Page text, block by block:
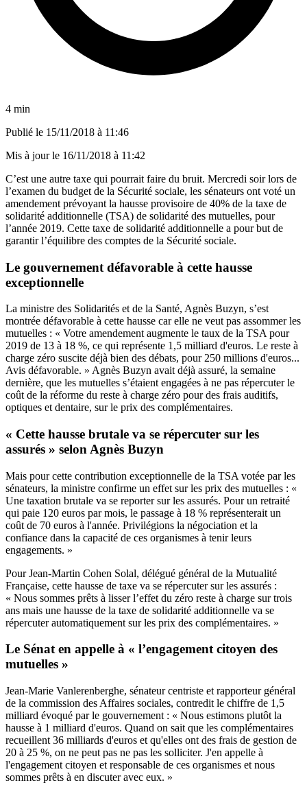
4 min
Publié le 15/11/2018 à 11:46
Mis à jour le 16/11/2018 à 11:42
C’est une autre taxe qui pourrait faire du bruit. Mercredi soir lors de
l’examen du budget de la Sécurité sociale, les sénateurs ont voté un
amendement prévoyant la hausse provisoire de 40% de la taxe de
solidarité additionnelle (TSA) de solidarité des mutuelles, pour
l’année 2019. Cette taxe de solidarité additionnelle a pour but de
garantir l’équilibre des comptes de la Sécurité sociale.
Le gouvernement défavorable à cette hausse
exceptionnelle
La ministre des Solidarités et de la Santé, Agnès Buzyn, s’est
montrée défavorable à cette hausse car elle ne veut pas assommer les
mutuelles : « Votre amendement augmente le taux de la TSA pour
2019 de 13 à 18 %, ce qui représente 1,5 milliard d'euros. Le reste à
charge zéro suscite déjà bien des débats, pour 250 millions d'euros...
Avis défavorable. » Agnès Buzyn avait déjà assuré, la semaine
dernière, que les mutuelles s’étaient engagées à ne pas répercuter le
coût de la réforme du reste à charge zéro pour des frais auditifs,
optiques et dentaire, sur le prix des complémentaires.
« Cette hausse brutale va se répercuter sur les
assurés » selon Agnès Buzyn
Mais pour cette contribution exceptionnelle de la TSA votée par les
sénateurs, la ministre confirme un effet sur les prix des mutuelles : «
Une taxation brutale va se reporter sur les assurés. Pour un retraité
qui paie 120 euros par mois, le passage à 18 % représenterait un
coût de 70 euros à l'année. Privilégions la négociation et la
confiance dans la capacité de ces organismes à tenir leurs
engagements. »
Pour Jean-Martin Cohen Solal, délégué général de la Mutualité
Française, cette hausse de taxe va se répercuter sur les assurés :
« Nous sommes prêts à lisser l’effet du zéro reste à charge sur trois
ans mais une hausse de la taxe de solidarité additionnelle va se
répercuter automatiquement sur les prix des complémentaires. »
Le Sénat en appelle à « l’engagement citoyen des
mutuelles »
Jean-Marie Vanlerenberghe, sénateur centriste et rapporteur général
de la commission des Affaires sociales, contredit le chiffre de 1,5
milliard évoqué par le gouvernement : « Nous estimons plutôt la
hausse à 1 milliard d'euros. Quand on sait que les complémentaires
recueillent 36 milliards d'euros et qu'elles ont des frais de gestion de
20 à 25 %, on ne peut pas ne pas les solliciter. J'en appelle à
l'engagement citoyen et responsable de ces organismes et nous
sommes prêts à en discuter avec eux. »